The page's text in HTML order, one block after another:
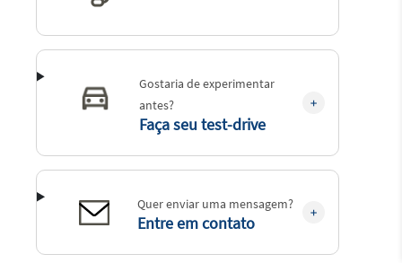
Gostaria de experimentar
antes?
Faça seu test-drive
Quer enviar uma mensagem?
Entre em contato